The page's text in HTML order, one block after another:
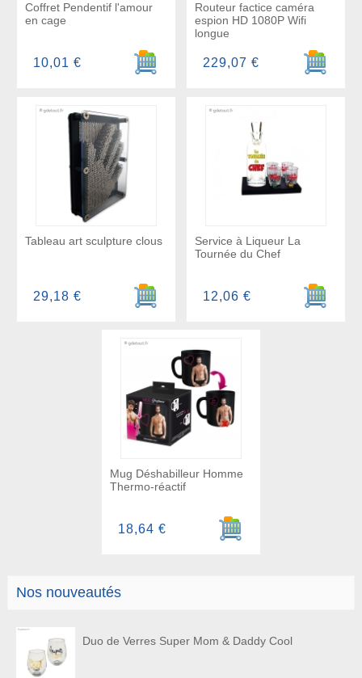
Nos nouveautés
Duo de Verres Super Mom & Daddy Cool
Coffret Pendentif l'amour
en cage
Ajouter au panier
10,01 €
Routeur factice caméra
espion HD 1080P Wifi
longue
Ajouter
229,07 €
Tableau art sculpture clous
Ajouter au panier
29,18 €
Service à Liqueur La
Tournée du Chef
Ajouter
12,06 €
Mug Déshabilleur Homme
Thermo-réactif
Ajouter au panier
18,64 €